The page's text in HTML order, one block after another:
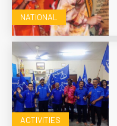
NATIONAL
ACTIVITIES